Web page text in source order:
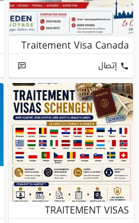
Traitement Visa Canada
إتصال
TRAITEMENT VISAS